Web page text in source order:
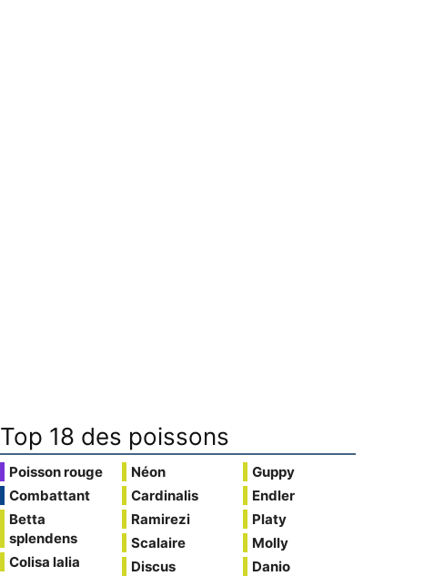
Top 18 des poissons
Poisson rouge
Combattant
Betta
splendens
Colisa lalia
Néon
Cardinalis
Ramirezi
Scalaire
Discus
Guppy
Endler
Platy
Molly
Danio